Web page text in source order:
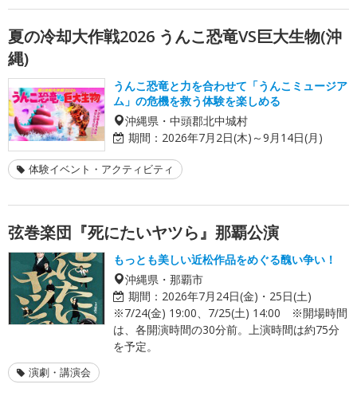
夏の冷却大作戦2026 うんこ恐竜VS巨大生物(沖
縄)
うんこ恐竜と力を合わせて「うんこミュージア
ム」の危機を救う体験を楽しめる
沖縄県・中頭郡北中城村
期間： 2026年7月2日(木)～9月14日(月)
体験イベント・アクティビティ
弦巻楽団『死にたいヤツら』那覇公演
もっとも美しい近松作品をめぐる醜い争い！
沖縄県・那覇市
期間： 2026年7月24日(金)・25日(土)
※7/24(金) 19:00、7/25(土) 14:00 ※開場時間
は、各開演時間の30分前。上演時間は約75分
を予定。
演劇・講演会